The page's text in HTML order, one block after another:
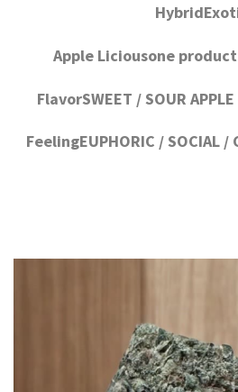
Apple Liciousone
FlavorSWEET / SOUR
FeelingEUPHORIC / SOCIAL /